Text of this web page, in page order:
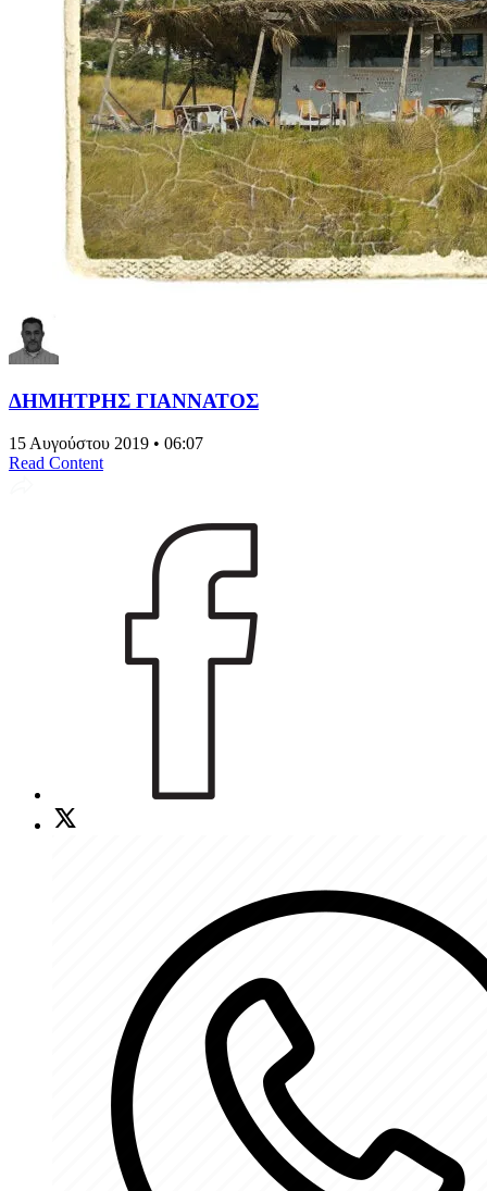
ΔΗΜΗΤΡΗΣ ΓΙΑΝΝΑΤΟΣ
15 Αυγούστου 2019 • 06:07
Read Content